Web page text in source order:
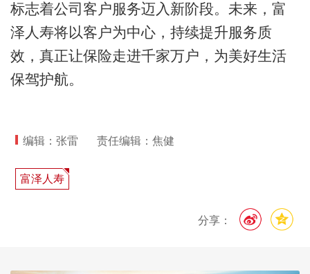
标志着公司客户服务迈入新阶段。未来，富
泽人寿将以客户为中心，持续提升服务质
效，真正让保险走进千家万户，为美好生活
保驾护航。
编辑：张雷 责任编辑：焦健
富泽人寿
分享：